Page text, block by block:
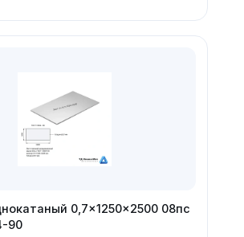
0,7×1250×2500 08пс
90